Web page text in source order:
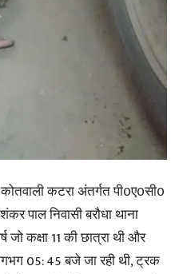
कटरा अंतर्गत पी0ए0सी0
पाल निवासी बरौधा थाना
जो कक्षा 11 की छात्रा थी और
05: 45 बजे जा रही थी, ट्रक